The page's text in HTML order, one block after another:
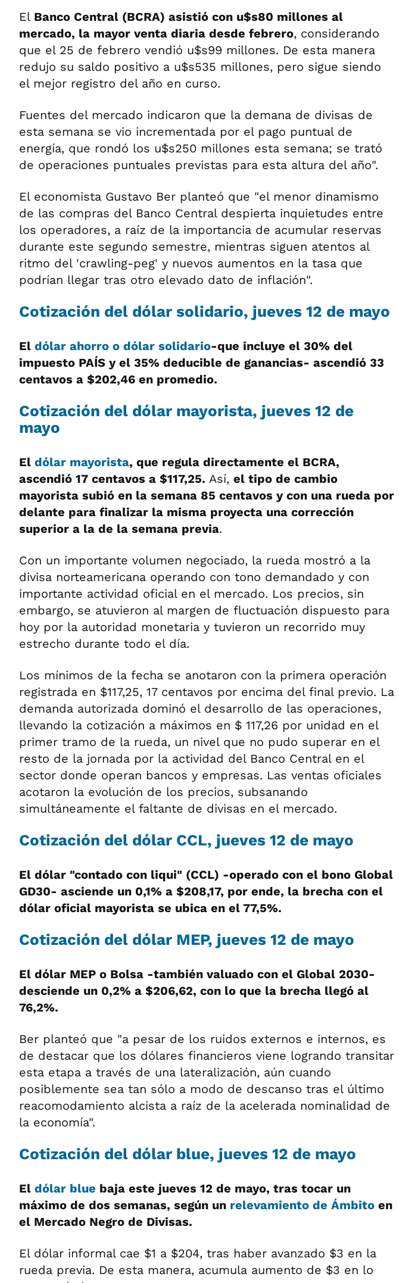
El Banco Central (BCRA) asistió con u$s80 millones al
mercado, la mayor venta diaria desde febrero, considerando
que el 25 de febrero vendió u$s99 millones. De esta manera
redujo su saldo positivo a u$s535 millones, pero sigue siendo
el mejor registro del año en curso.
Fuentes del mercado indicaron que la demana de divisas de
esta semana se vio incrementada por el pago puntual de
energía, que rondó los u$s250 millones esta semana; se trató
de operaciones puntuales previstas para esta altura del año".
El economista Gustavo Ber planteó que "el menor dinamismo
de las compras del Banco Central despierta inquietudes entre
los operadores, a raíz de la importancia de acumular reservas
durante este segundo semestre, mientras siguen atentos al
ritmo del 'crawling-peg' y nuevos aumentos en la tasa que
podrían llegar tras otro elevado dato de inflación".
Cotización del dólar solidario, jueves 12 de mayo
El dólar ahorro o dólar solidario-que incluye el 30% del
impuesto PAÍS y el 35% deducible de ganancias- ascendió 33
centavos a $202,46 en promedio.
Cotización del dólar mayorista, jueves 12 de
mayo
El dólar mayorista, que regula directamente el BCRA,
ascendió 17 centavos a $117,25. Así, el tipo de cambio
mayorista subió en la semana 85 centavos y con una rueda por
delante para finalizar la misma proyecta una corrección
superior a la de la semana previa.
Con un importante volumen negociado, la rueda mostró a la
divisa norteamericana operando con tono demandado y con
importante actividad oficial en el mercado. Los precios, sin
embargo, se atuvieron al margen de fluctuación dispuesto para
hoy por la autoridad monetaria y tuvieron un recorrido muy
estrecho durante todo el día.
Los mínimos de la fecha se anotaron con la primera operación
registrada en $117,25, 17 centavos por encima del final previo. La
demanda autorizada dominó el desarrollo de las operaciones,
llevando la cotización a máximos en $ 117,26 por unidad en el
primer tramo de la rueda, un nivel que no pudo superar en el
resto de la jornada por la actividad del Banco Central en el
sector donde operan bancos y empresas. Las ventas oficiales
acotaron la evolución de los precios, subsanando
simultáneamente el faltante de divisas en el mercado.
Cotización del dólar CCL, jueves 12 de mayo
El dólar "contado con liqui" (CCL) -operado con el bono Global
GD30- asciende un 0,1% a $208,17, por ende, la brecha con el
dólar oficial mayorista se ubica en el 77,5%.
Cotización del dólar MEP, jueves 12 de mayo
El dólar MEP o Bolsa -también valuado con el Global 2030-
desciende un 0,2% a $206,62, con lo que la brecha llegó al
76,2%.
Ber planteó que "a pesar de los ruidos externos e internos, es
de destacar que los dólares financieros viene logrando transitar
esta etapa a través de una lateralización, aún cuando
posiblemente sea tan sólo a modo de descanso tras el último
reacomodamiento alcista a raíz de la acelerada nominalidad de
la economía".
Cotización del dólar blue, jueves 12 de mayo
El dólar blue baja este jueves 12 de mayo, tras tocar un
máximo de dos semanas, según un relevamiento de Ámbito en
el Mercado Negro de Divisas.
El dólar informal cae $1 a $204, tras haber avanzado $3 en la
rueda previa. De esta manera, acumula aumento de $3 en lo